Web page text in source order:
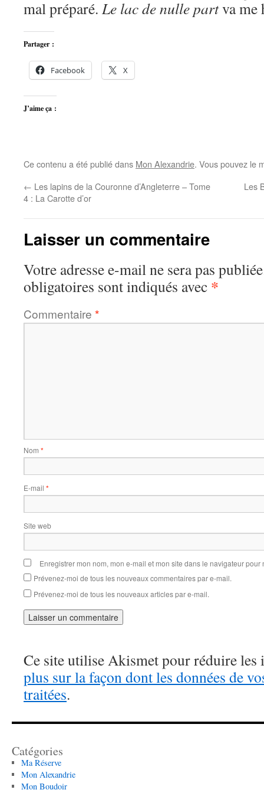
mal préparé. Le lac de nulle partva me
Partager :
Facebook X
J’aime ça :
Ce contenu a été publié dans Mon Alexandrie. Vous pouvez le
← Les lapins de la Couronne d’Angleterre – Tome
4 : La Carotte d’or
Les
Laisser un commentaire
Votre adresse e-mail ne sera pas
obligatoires sont indiqués avec *
Commentaire *
Nom *
E-mail *
Site web
Enregistrer mon nom, mon e-mail et mon site dans le navigateur
Prévenez-moi de tous les nouveaux commentaires par e-mail.
Prévenez-moi de tous les nouveaux articles par e-mail.
Ce site utilise Akismet pour réduire les
plus sur la façon dont les données de
traitées.
Catégories
Ma Réserve
Mon Alexandrie
Mon Boudoir